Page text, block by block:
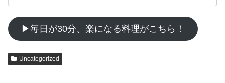
▶毎日が30分、楽になる料理がこちら！
Uncategorized